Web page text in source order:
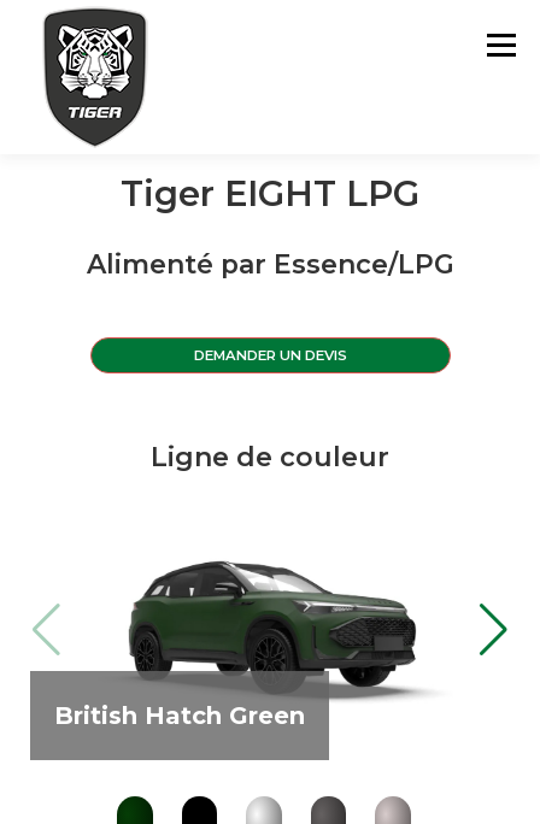
Menu
ASSISTANCE POINTS DE VENTE
Tiger EIGHT LPG
Alimenté par Essence/LPG
DEMANDER UN DEVIS
Ligne de couleur
British Hatch Green